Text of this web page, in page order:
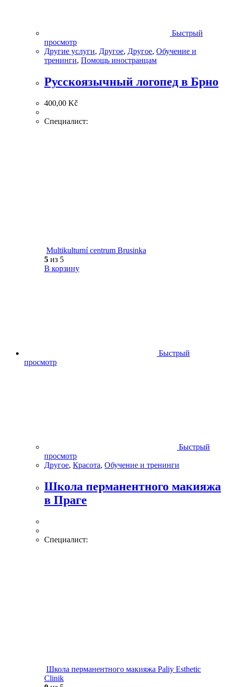
Быстрый
просмотр
Другие услуги, Другое, Другое, Обучение и
тренинги, Помощь иностранцам
Русскоязычный логопед в Брно
400,00 Kč
Специалист:
Multikulturní centrum Brusinka
5 из 5
В корзину
Быстрый
просмотр
Быстрый
просмотр
Другое, Красота, Обучение и тренинги
Школа перманентного макияжа
в Праге
Специалист:
Школа перманентного макияжа Paliy Esthetic
Clinik